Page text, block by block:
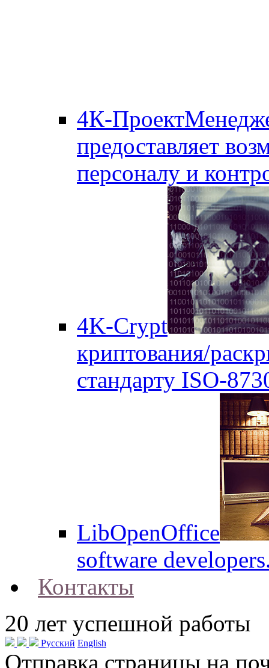
4К-
предоставляет
персоналу и
4K-Crypt
криптования/
стандарту ISO-
LibOpenOffice
software
Контакты
20 лет успешной работы
Русский English
Отправка страницы на